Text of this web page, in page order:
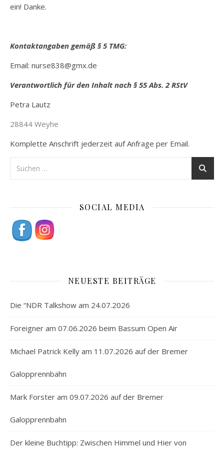
ein! Danke.
Kontaktangaben gemäß § 5 TMG:
Email: nurse838@gmx.de
Verantwortlich für den Inhalt nach § 55 Abs. 2 RStV
Petra Lautz
28844 Weyhe
Komplette Anschrift jederzeit auf Anfrage per Email.
SOCIAL MEDIA
NEUESTE BEITRÄGE
Die “NDR Talkshow am 24.07.2026
Foreigner am 07.06.2026 beim Bassum Open Air
Michael Patrick Kelly am 11.07.2026 auf der Bremer
Galopprennbahn
Mark Forster am 09.07.2026 auf der Bremer
Galopprennbahn
Der kleine Buchtipp: Zwischen Himmel und Hier von